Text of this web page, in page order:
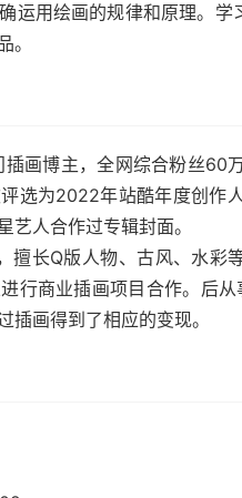
运用绘画的规律和原理。
。
画博主，全网综合粉丝60
选为2022年站酷年度创作
艺人合作过专辑封面。
擅长Q版人物、古风、水彩
行商业插画项目合作。后
插画得到了相应的变现。